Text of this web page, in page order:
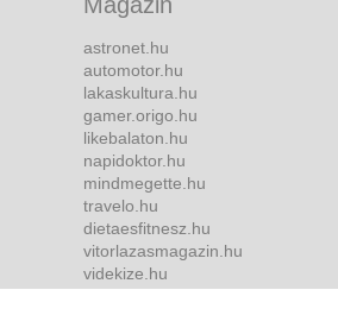
astronet.hu
automotor.hu
lakaskultura.hu
gamer.origo.hu
likebalaton.hu
napidoktor.hu
mindmegette.hu
travelo.hu
dietaesfitnesz.hu
vitorlazasmagazin.hu
videkize.hu